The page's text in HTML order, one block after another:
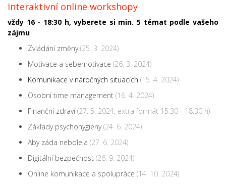
Interaktivní online workshopy
vždy 16 - 18:30 h,vyberete si min. 5 témat podle vašeho
zájmu
Zvládání změny(25. 3. 2024)
Motivace a sebemotivace (26. 3. 2024)
Komunikace v náročných situacích (15. 4. 2024)
Osobní time management (16. 4. 2024)
Finanční zdraví(27. 5. 2024, extra formát 15:30 - 18:30 h)
Základy psychohygieny(24. 6. 2024)
Aby záda nebolela (27. 6. 2024)
Digitální bezpečnost (26. 9. 2024)
Online komunikace a spolupráce (14. 10. 2024)